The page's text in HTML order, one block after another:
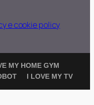
e cookie policy
MY HOME GYM
I LOVE MY TV